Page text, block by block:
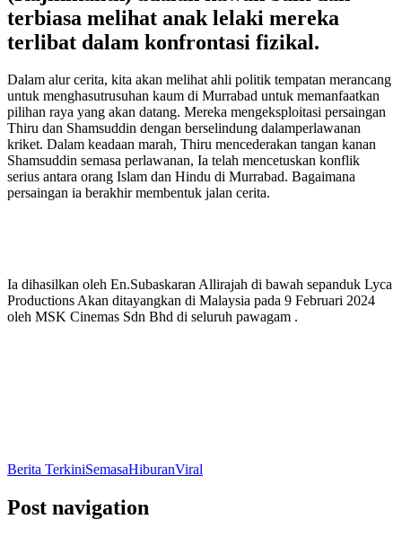
terbiasa melihat anak lelaki mereka
terlibat dalam konfrontasi fizikal.
Dalam alur cerita, kita akan melihat ahli politik tempatan merancang
untuk menghasutrusuhan kaum di Murrabad untuk memanfaatkan
pilihan raya yang akan datang. Mereka mengeksploitasi persaingan
Thiru dan Shamsuddin dengan berselindung dalamperlawanan
kriket. Dalam keadaan marah, Thiru mencederakan tangan kanan
Shamsuddin semasa perlawanan, Ia telah mencetuskan konflik
serius antara orang Islam dan Hindu di Murrabad. Bagaimana
persaingan ia berakhir membentuk jalan cerita.
Ia dihasilkan oleh En.Subaskaran Allirajah di bawah sepanduk Lyca
Productions Akan ditayangkan di Malaysia pada 9 Februari 2024
oleh MSK Cinemas Sdn Bhd di seluruh pawagam .
Berita TerkiniSemasaHiburanViral
Post navigation